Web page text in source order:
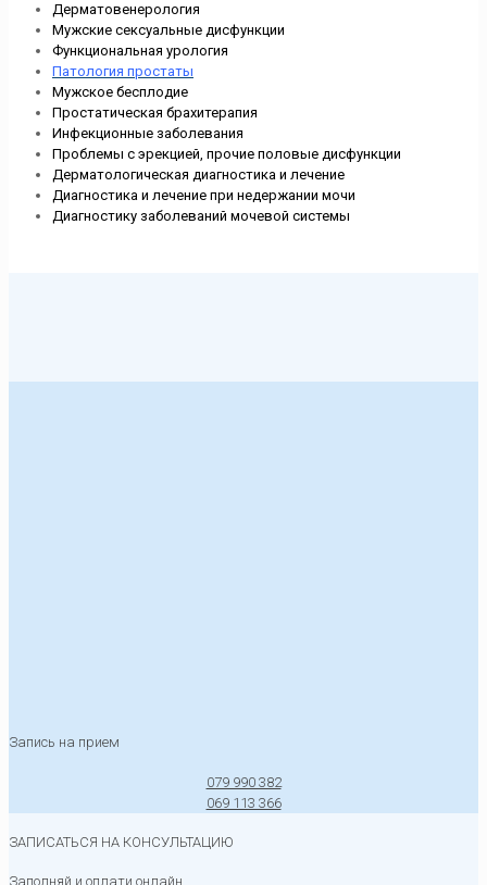
Дерматовенерология
Мужские сексуальные дисфункции
Функциональная урология
Патология простаты
Мужское бесплодие
Простатическая брахитерапия
Инфекционные заболевания
Проблемы с эрекцией, прочие половые дисфункции
Дерматологическая диагностика и лечение
Диагностика и лечение при недержании мочи
Диагностику заболеваний мочевой системы
Запись на прием
079 990 382
069 113 366
ЗАПИСАТЬСЯ НА КОНСУЛЬТАЦИЮ
Заполняй и оплати онлайн